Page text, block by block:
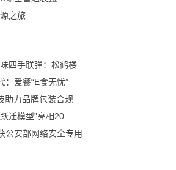
之旅
四手联弹：松鹤楼
：爱餐“E食无忧”
助力品牌包装合规
迁模型”亮相20
公安部网络安全专用